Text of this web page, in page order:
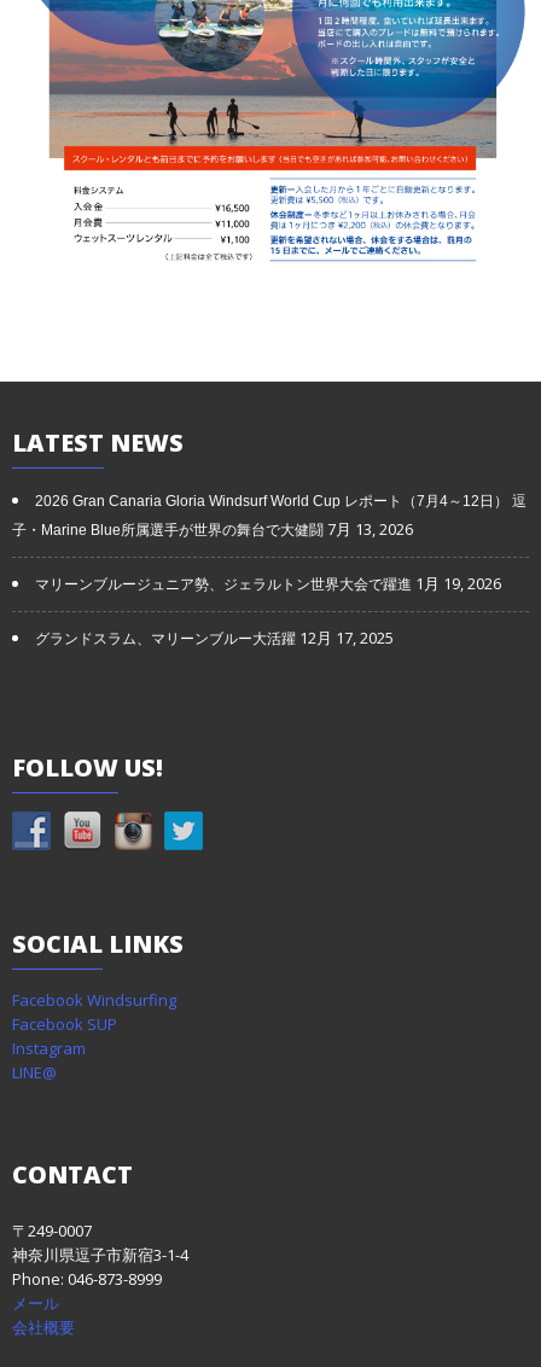
LATEST NEWS
2026 Gran Canaria Gloria Windsurf World Cup レポート（7月4～12日） 逗
子・Marine Blue所属選手が世界の舞台で大健闘 7月 13, 2026
マリーンブルージュニア勢、ジェラルトン世界大会で躍進 1月 19, 2026
グランドスラム、マリーンブルー大活躍 12月 17, 2025
FOLLOW US!
SOCIAL LINKS
Facebook Windsurfing
Facebook SUP
Instagram
LINE@
CONTACT
〒249-0007
神奈川県逗子市新宿3-1-4
Phone: 046-873-8999
メール
会社概要